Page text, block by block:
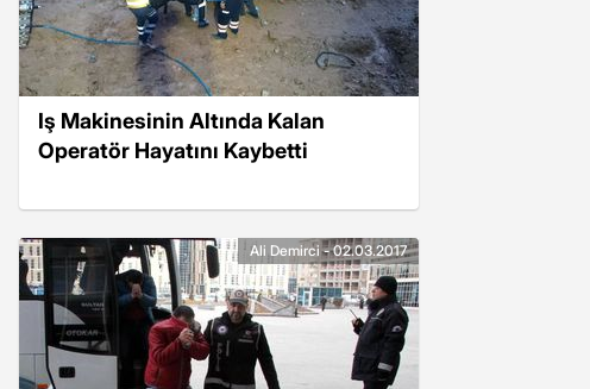
Iş Makinesinin Altında Kalan
Operatör Hayatını Kaybetti
Ali Demirci - 02.03.2017